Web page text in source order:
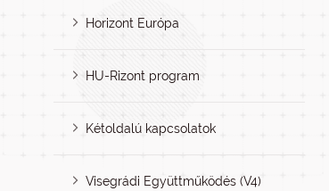
Horizont Európa
HU-Rizont program
Kétoldalú kapcsolatok
Visegrádi Együttműködés (V4)